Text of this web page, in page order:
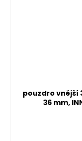
pouzdro vnější
36 mm,